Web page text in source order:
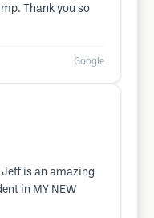
Thank you so
Google
Jeff is an amazing
in MY NEW